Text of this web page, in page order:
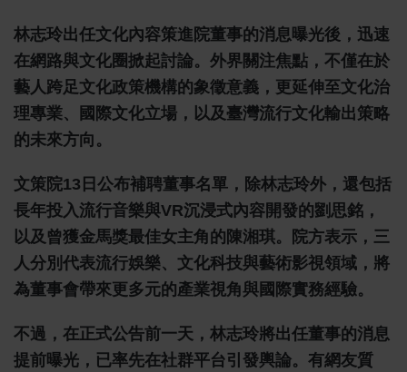
林志玲出任文化內容策進院董事的消息曝光後，迅速
在網路與文化圈掀起討論。外界關注焦點，不僅在於
藝人跨足文化政策機構的象徵意義，更延伸至文化治
理專業、國際文化立場，以及臺灣流行文化輸出策略
的未來方向。
文策院13日公布補聘董事名單，除林志玲外，還包括
長年投入流行音樂與VR沉浸式內容開發的劉思銘，
以及曾獲金馬獎最佳女主角的陳湘琪。院方表示，三
人分別代表流行娛樂、文化科技與藝術影視領域，將
為董事會帶來更多元的產業視角與國際實務經驗。
不過，在正式公告前一天，林志玲將出任董事的消息
提前曝光，已率先在社群平台引發輿論。有網友質